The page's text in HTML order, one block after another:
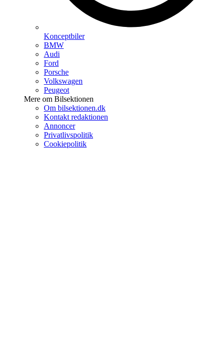
Konceptbiler
BMW
Audi
Ford
Porsche
Volkswagen
Peugeot
Mere om Bilsektionen
Om bilsektionen.dk
Kontakt redaktionen
Annoncer
Privatlivspolitik
Cookiepolitik